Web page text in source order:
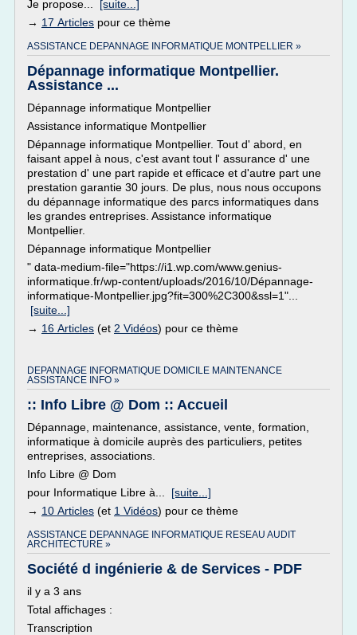
Je propose... [suite...]
→ 17 Articles pour ce thème
ASSISTANCE DEPANNAGE INFORMATIQUE MONTPELLIER »
Dépannage informatique Montpellier.
Assistance ...
Dépannage informatique Montpellier
Assistance informatique Montpellier
Dépannage informatique Montpellier. Tout d' abord, en
faisant appel à nous, c'est avant tout l' assurance d' une
prestation d' une part rapide et efficace et d'autre part une
prestation garantie 30 jours. De plus, nous nous occupons
du dépannage informatique des parcs informatiques dans
les grandes entreprises. Assistance informatique
Montpellier.
Dépannage informatique Montpellier
" data-medium-file="https://i1.wp.com/www.genius-
informatique.fr/wp-content/uploads/2016/10/Dépannage-
informatique-Montpellier.jpg?fit=300%2C300&ssl=1"...
[suite...]
→ 16 Articles (et 2 Vidéos) pour ce thème
DEPANNAGE INFORMATIQUE DOMICILE MAINTENANCE
ASSISTANCE INFO »
:: Info Libre @ Dom :: Accueil
Dépannage, maintenance, assistance, vente, formation,
informatique à domicile auprès des particuliers, petites
entreprises, associations.
Info Libre @ Dom
pour Informatique Libre à... [suite...]
→ 10 Articles (et 1 Vidéos) pour ce thème
ASSISTANCE DEPANNAGE INFORMATIQUE RESEAU AUDIT
ARCHITECTURE »
Société d ingénierie & de Services - PDF
il y a 3 ans
Total affichages :
Transcription